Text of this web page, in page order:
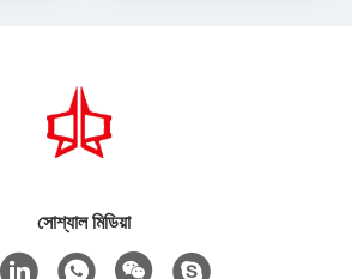
সোশ্যাল মিডিয়া